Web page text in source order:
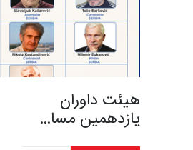
هیئت داوران
یازدهمین مسا…